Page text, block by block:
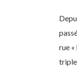
rue
triple